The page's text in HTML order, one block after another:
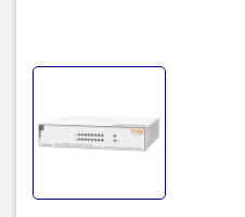
• 8 RJ-45 autosensing 10/100/
• Throughput: 11.90 Mpps
• Switching Capacity: 16 Gbps
• Nguồn điện vào : DC 54V – 1.58A